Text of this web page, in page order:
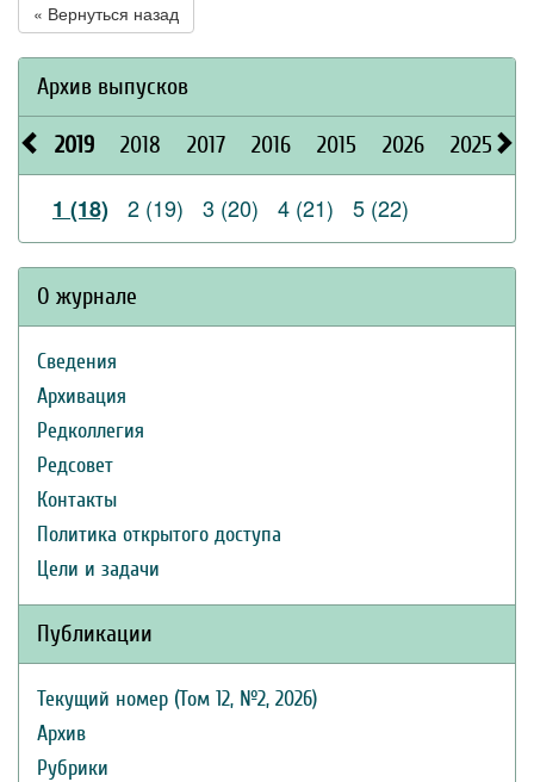
« Вернуться назад
Архив выпусков
2019 2018 2017 2016 2015 2026 2025
1 (18) 2 (19) 3 (20) 4 (21) 5 (22)
О журнале
Сведения
Архивация
Редколлегия
Редсовет
Контакты
Политика открытого доступа
Цели и задачи
Публикации
Текущий номер (Том 12, №2, 2026)
Архив
Рубрики